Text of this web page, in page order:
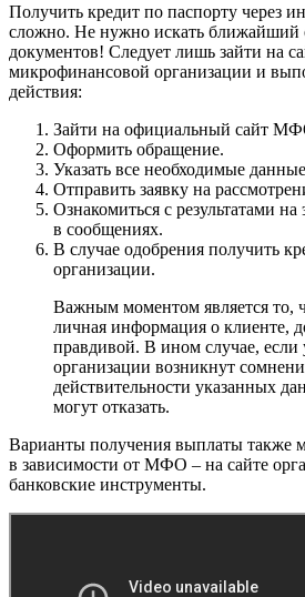
Получить кредит по паспорту через
сложно. Не нужно искать ближайший
документов! Следует лишь зайти на
микрофинансовой организации и
действия:
Зайти на официальный сайт
Оформить обращение.
Указать все необходимые
Отправить заявку на
Ознакомиться с результатами
в сообщениях.
В случае одобрения получить
организации.
Важным моментом является то,
личная информация о клиенте,
правдивой. В ином случае, если
организации возникнут
действительности указанных
могут отказать.
Варианты получения выплаты также
в зависимости от МФО – на сайте
банковские инструменты.